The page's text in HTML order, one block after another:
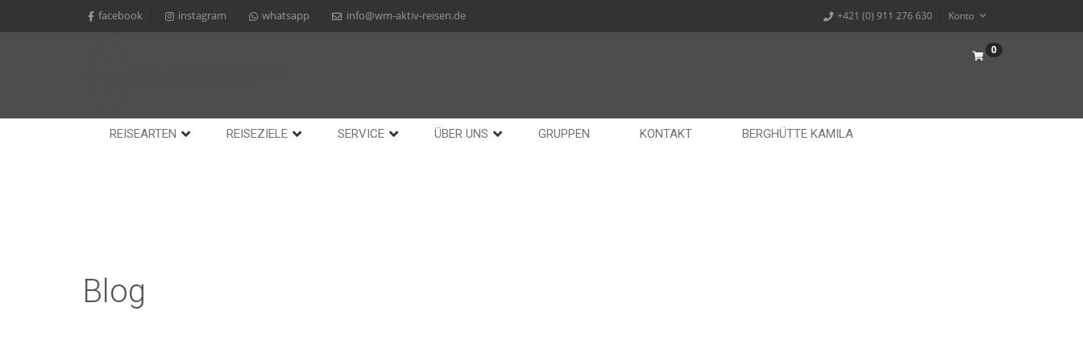
facebook instagram whatsapp info@wm-aktiv-reisen.de +421 (0) 911 276 630 Konto
0
REISEARTEN REISEZIELE SERVICE ÜBER UNS GRUPPEN KONTAKT BERGHÜTTE KAMILA
Blog